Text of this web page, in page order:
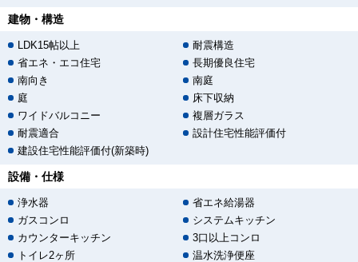
建物・構造
LDK15帖以上
耐震構造
省エネ・エコ住宅
長期優良住宅
南向き
南庭
庭
床下収納
ワイドバルコニー
複層ガラス
耐震適合
設計住宅性能評価付
建設住宅性能評価付(新築時)
設備・仕様
浄水器
省エネ給湯器
ガスコンロ
システムキッチン
カウンターキッチン
3口以上コンロ
トイレ2ヶ所
温水洗浄便座